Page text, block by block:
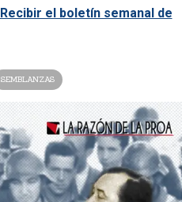
Recibir el boletín semanal de
SEMBLANZAS